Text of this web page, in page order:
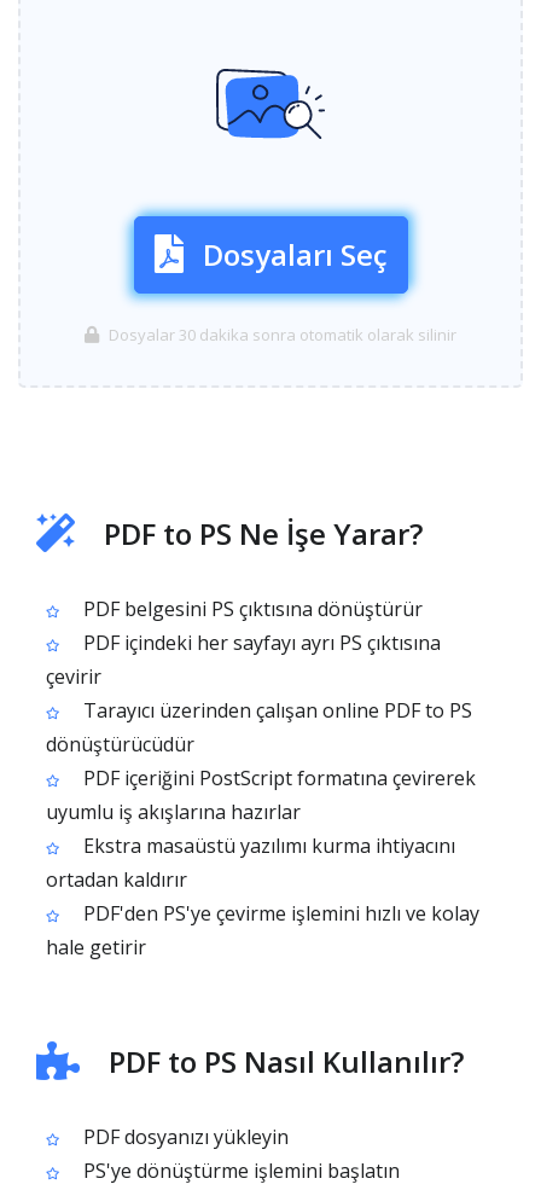
Dosyaları Seç
Dosyalar 30 dakika sonra otomatik olarak silinir
PDF to PS Ne İşe Yarar?
PDF belgesini PS çıktısına dönüştürür
PDF içindeki her sayfayı ayrı PS çıktısına
çevirir
Tarayıcı üzerinden çalışan online PDF to PS
dönüştürücüdür
PDF içeriğini PostScript formatına çevirerek
uyumlu iş akışlarına hazırlar
Ekstra masaüstü yazılımı kurma ihtiyacını
ortadan kaldırır
PDF'den PS'ye çevirme işlemini hızlı ve kolay
hale getirir
PDF to PS Nasıl Kullanılır?
PDF dosyanızı yükleyin
PS'ye dönüştürme işlemini başlatın